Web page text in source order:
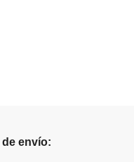
de envío: